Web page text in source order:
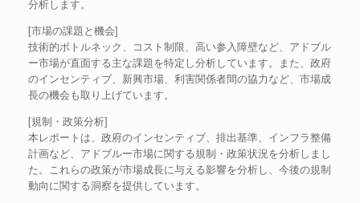
分析します。
[市場の課題と機会]
技術的ボトルネック、コスト制限、高い参入障壁など、アドブル
ー市場が直面する主な課題を特定し分析しています。また、政府
のインセンティブ、新興市場、利害関係者間の協力など、市場成
長の機会も取り上げています。
[規制・政策分析]
本レポートは、政府のインセンティブ、排出基準、インフラ整備
計画など、アドブルー市場に関する規制・政策状況を分析しまし
た。これらの政策が市場成長に与える影響を分析し、今後の規制
動向に関する洞察を提供しています。